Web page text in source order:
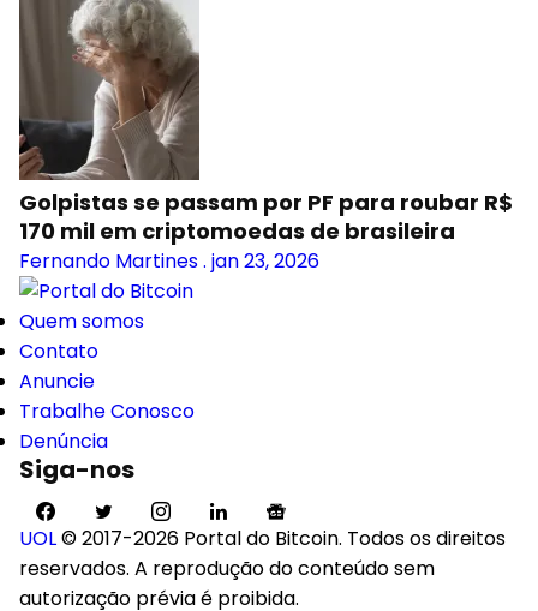
Golpistas se passam por PF para roubar R$
170 mil em criptomoedas de brasileira
Fernando Martines. jan 23, 2026
Quem somos
Contato
Anuncie
Trabalhe Conosco
Denúncia
Siga-nos
UOL© 2017-2026 Portal do Bitcoin. Todos os direitos
reservados. A reprodução do conteúdo sem
autorização prévia é proibida.